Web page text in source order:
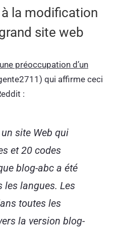
la modification
site web
une préoccupation d’un
qui affirme ceci
:
site Web qui
et 20 codes
blog-abc a été
les langues. Les
toutes les
la version blog-